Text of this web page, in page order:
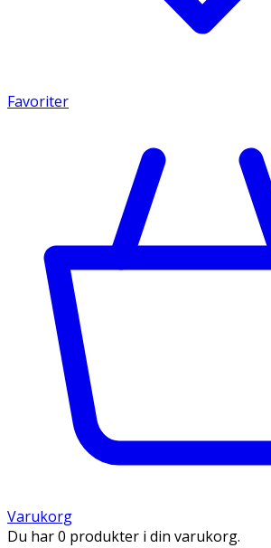
Favoriter
Varukorg
Du har 0 produkter i din varukorg.